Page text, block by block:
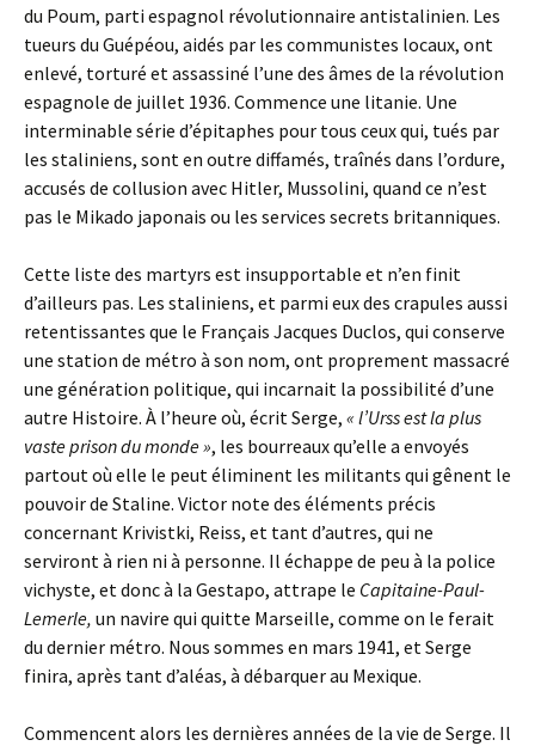
du Poum, parti espagnol révolutionnaire antistalinien. Les
tueurs du Guépéou, aidés par les communistes locaux, ont
enlevé, torturé et assassiné l’une des âmes de la révolution
espagnole de juillet 1936. Commence une litanie. Une
interminable série d’épitaphes pour tous ceux qui, tués par
les staliniens, sont en outre diffamés, traînés dans l’ordure,
accusés de collusion avec Hitler, Mussolini, quand ce n’est
pas le Mikado japonais ou les services secrets britanniques.
Cette liste des martyrs est insupportable et n’en finit
d’ailleurs pas. Les staliniens, et parmi eux des crapules aussi
retentissantes que le Français Jacques Duclos, qui conserve
une station de métro à son nom, ont proprement massacré
une génération politique, qui incarnait la possibilité d’une
autre Histoire. À l’heure où, écrit Serge, « l’Urss est la plus
vaste prison du monde », les bourreaux qu’elle a envoyés
partout où elle le peut éliminent les militants qui gênent le
pouvoir de Staline. Victor note des éléments précis
concernant Krivistki, Reiss, et tant d’autres, qui ne
serviront à rien ni à personne. Il échappe de peu à la police
vichyste, et donc à la Gestapo, attrape le Capitaine-Paul-
Lemerle, un navire qui quitte Marseille, comme on le ferait
du dernier métro. Nous sommes en mars 1941, et Serge
finira, après tant d’aléas, à débarquer au Mexique.
Commencent alors les dernières années de la vie de Serge. Il